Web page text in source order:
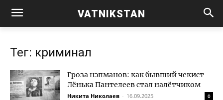
VATNIKSTAN
Тег: криминал
Гроза нэпманов: как бывший чекист
Лёнька Пантелеев стал налётчиком
Никита Николаев - 16.09.2025 0